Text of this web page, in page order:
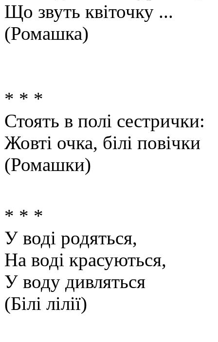
Що звуть квіточку ...
(Ромашка)
* * *
Стоять в полі сестрички:
Жовті очка, білі повічки
(Ромашки)
* * *
У воді родяться,
На воді красуються,
У воду дивляться
(Білі лілії)